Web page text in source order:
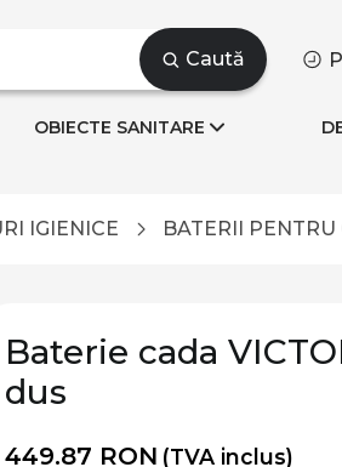
Caută
OBIECTE SANITARE
IGIENICE BATERII
Baterie cada
dus
449.87 RON (TVA inclus)